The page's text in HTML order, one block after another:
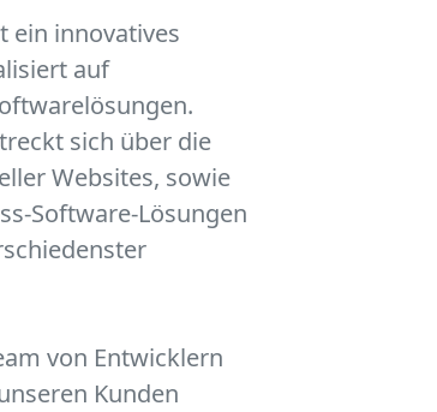
ein innovatives
auf
sich über die
Websites, sowie
Software-Lösungen
von Entwicklern
Kunden